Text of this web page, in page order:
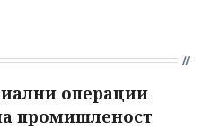
операции
промишленост